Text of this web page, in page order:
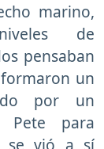
marino,
de
pensaban
un
por un
Pete para